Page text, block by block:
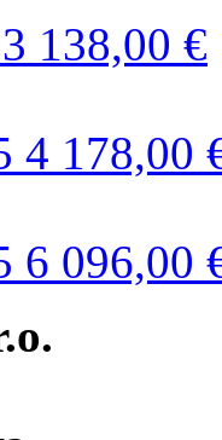
3 138,00 €
4 178,00
6 096,00